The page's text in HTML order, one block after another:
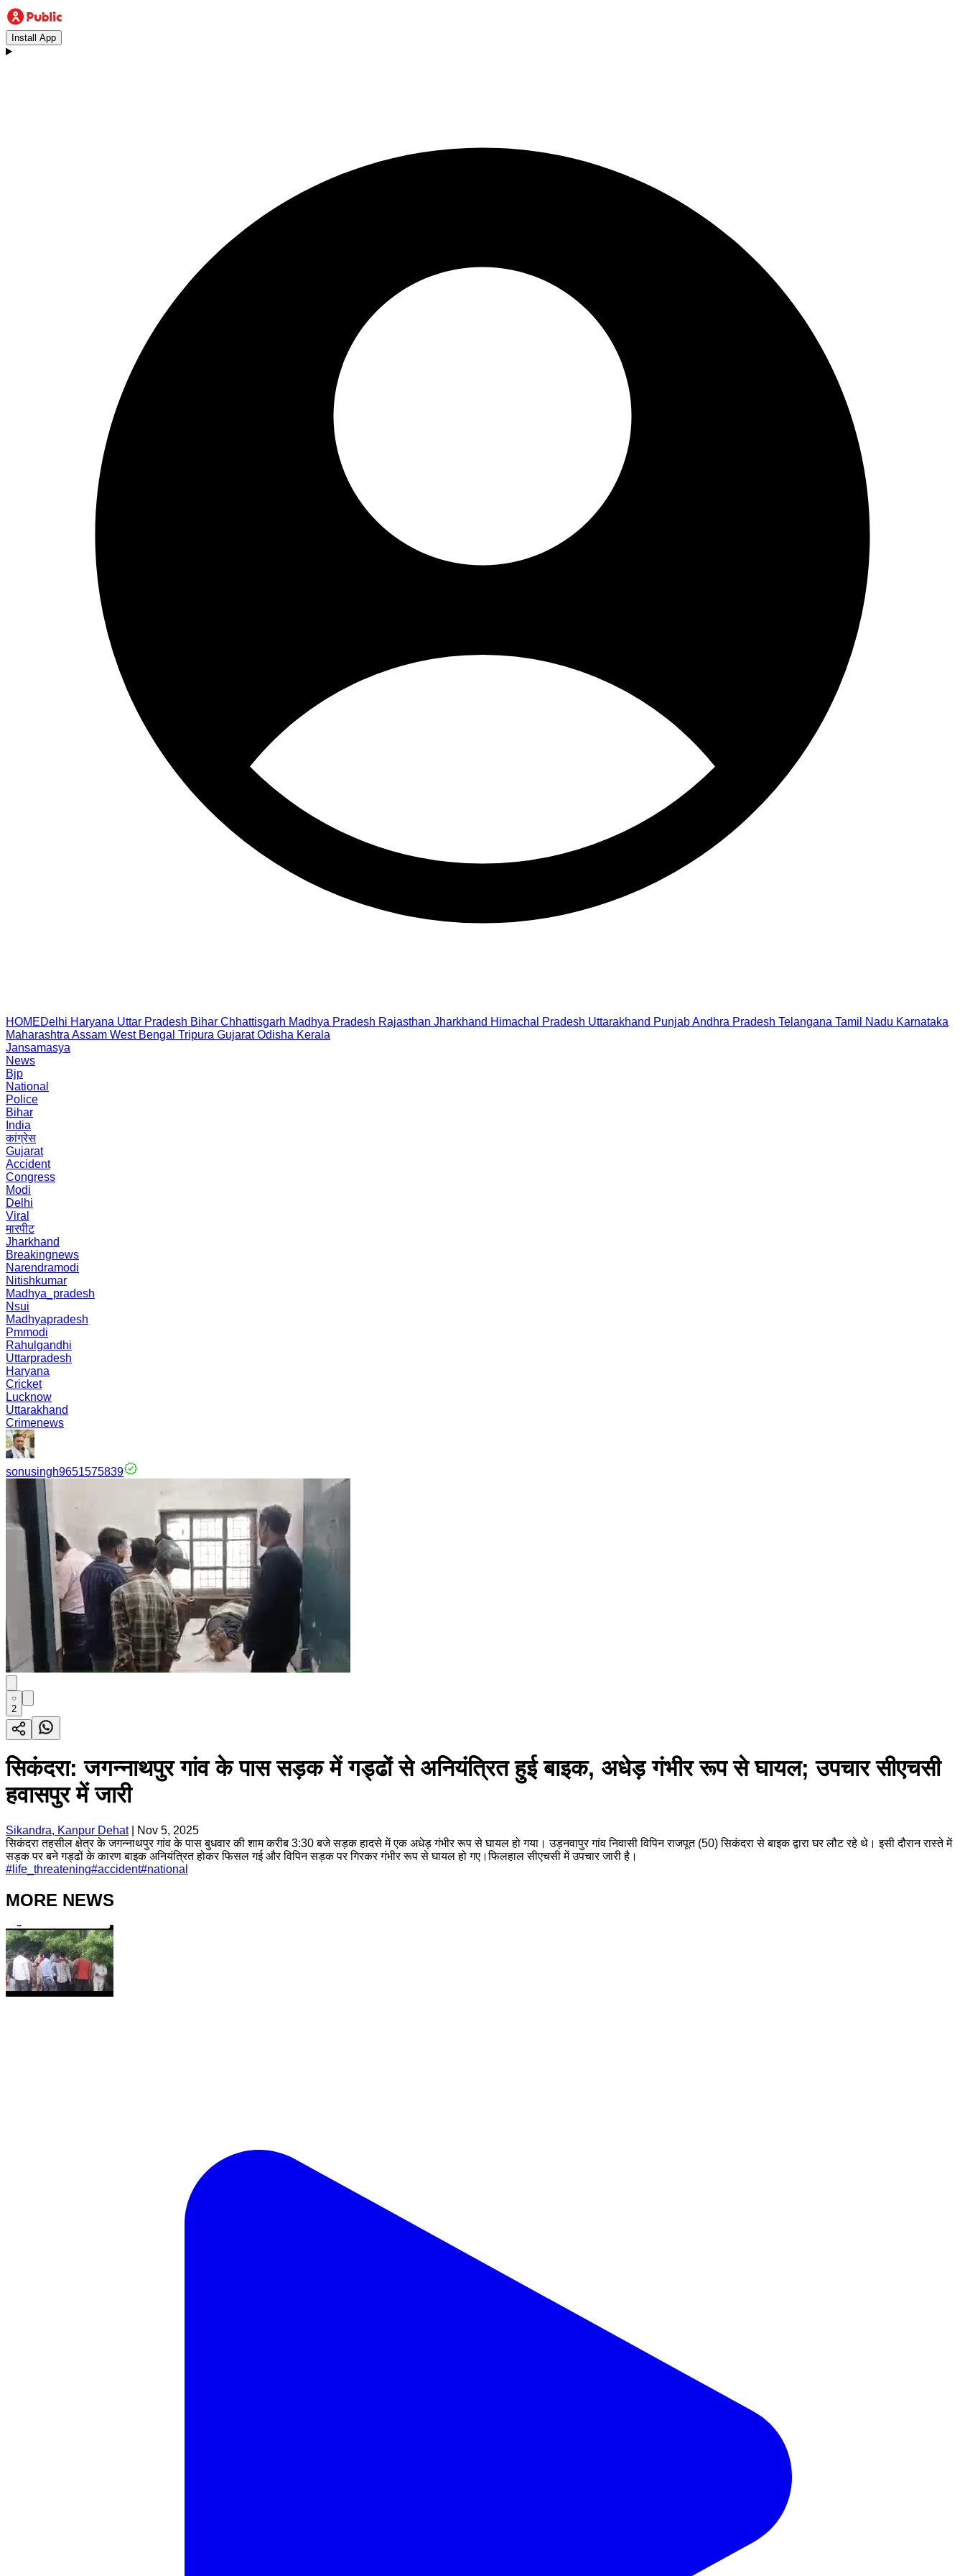
Install App
HOMEDelhi Haryana Uttar Pradesh Bihar Chhattisgarh Madhya Pradesh Rajasthan Jharkhand Himachal Pradesh Uttarakhand PunjabAndhra Pradesh Telangana Tamil Nadu Karnataka
Maharashtra Assam West Bengal Tripura Gujarat Odisha Kerala
Jansamasya
News
Bjp
National
Police
Bihar
India
कांग्रेस
Gujarat
Accident
Congress
Modi
Delhi
Viral
मारपीट
Jharkhand
Breakingnews
Narendramodi
Nitishkumar
Madhya_pradesh
Nsui
Madhyapradesh
Pmmodi
Rahulgandhi
Uttarpradesh
Haryana
Cricket
Lucknow
Uttarakhand
Crimenews
sonusingh9651575839
2
सिकंदरा: जगन्नाथपुर गांव के पास सड़क में गड्ढों से अनियंत्रित हुई बाइक, अधेड़ गंभीर रूप से घायल; उपचार सीएचसी
हवासपुर में जारी
Sikandra, Kanpur Dehat|
Nov 5, 2025
सिकंदरा तहसील क्षेत्र के जगन्नाथपुर गांव के पास बुधवार की शाम करीब 3:30 बजे सड़क हादसे में एक अधेड़ गंभीर रूप से घायल हो गया। उड़नवापुर गांव निवासी विपिन राजपूत (50) सिकंदरा से बाइक द्वारा घर लौट रहे थे। इसी दौरान रास्ते में
सड़क पर बने गड्ढों के कारण बाइक अनियंत्रित होकर फिसल गई और विपिन सड़क पर गिरकर गंभीर रूप से घायल हो गए।फिलहाल सीएचसी में उपचार जारी है।
# life_threatening#accident#national
MORE NEWS